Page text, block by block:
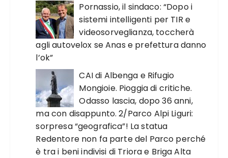
Pornassio, il sindaco: “Dopo i
sistemi intelligenti per TIR e
videosorveglianza, toccherà
agli autovelox se Anas e prefettura danno
l’ok”
CAI di Albenga e Rifugio
Mongioie. Pioggia di critiche.
Odasso lascia, dopo 36 anni,
ma con disappunto. 2/Parco Alpi Liguri:
sorpresa “geografica”! La statua
Redentore non fa parte del Parco perché
è tra i beni indivisi di Triora e Briga Alta